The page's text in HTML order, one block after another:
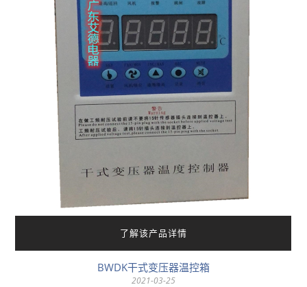
了解该产品详情
BWDK干式变压器温控箱
2021-03-25